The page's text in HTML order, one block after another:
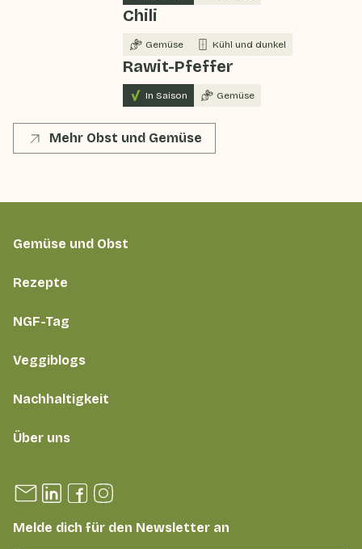
Chili
Gemüse Kühl und dunkel
Rawit-Pfeffer
In Saison Gemüse
Mehr Obst und Gemüse
Gemüse und Obst
Rezepte
NGF-Tag
Veggiblogs
Nachhaltigkeit
Über uns
Melde dich für den Newsletter an